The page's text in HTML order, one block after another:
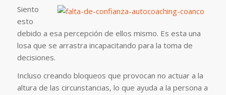
Siento
esto
debido a esa percepción de ellos mismo. Es esta una
losa que se arrastra incapacitando para la toma de
decisiones.
Incluso creando bloqueos que provocan no actuar a la
altura de las circunstancias, lo que ayuda a la persona a